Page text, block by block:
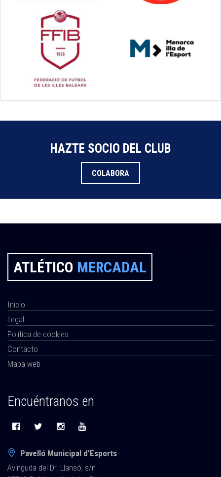
HAZTE SOCIO DEL CLUB
COLABORA
ATLÉTICO MERCADAL
Inicio
Legal
Política de cookies
Contacto
Mapa web
Encuéntranos en
Pavelló Municipal d'Esports
Avinguda del Dr. Llansó, s/n